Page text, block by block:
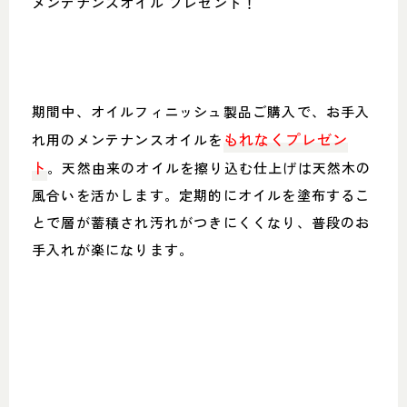
期間中、オイルフィニッシュ製品ご購入で、お手入
れ用のメンテナンスオイルを もれなくプレゼン
ト 。天然由来のオイルを擦り込む仕上げは天然木の
風合いを活かします。定期的にオイルを塗布するこ
とで層が蓄積され汚れがつきにくくなり、普段のお
手入れが楽になります。